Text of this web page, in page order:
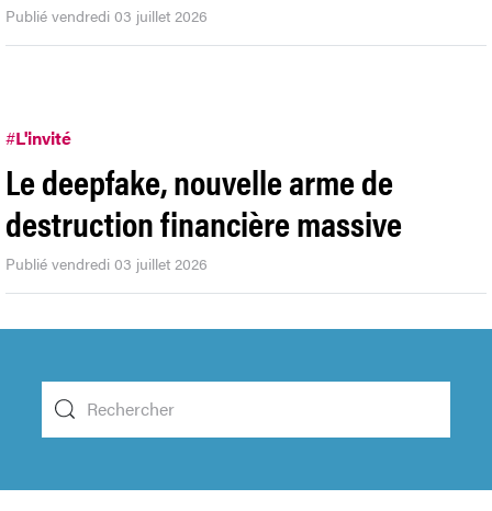
Publié vendredi 03 juillet 2026
#L'invité
Le deepfake, nouvelle arme de
destruction financière massive
Publié vendredi 03 juillet 2026